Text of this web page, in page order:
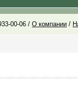
00-06 / О компании /